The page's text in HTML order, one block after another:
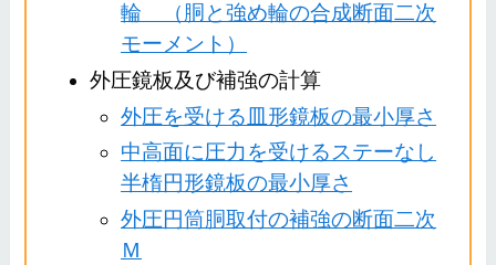
輪 （胴と強め輪の合成断面二次
モーメント）
外圧鏡板及び補強の計算
外圧を受ける皿形鏡板の最小厚さ
中高面に圧力を受けるステーなし
半楕円形鏡板の最小厚さ
外圧円筒胴取付の補強の断面二次
Ｍ